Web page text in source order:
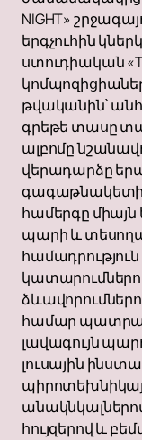
NIGHT»
երգչուհին
ստուդիական
թվականին՝
գրեթե տասը
ալբոմը
վերադարձը
համերգը միայն
պարի և
համար
լավագույն
լուսային
հույզերով և